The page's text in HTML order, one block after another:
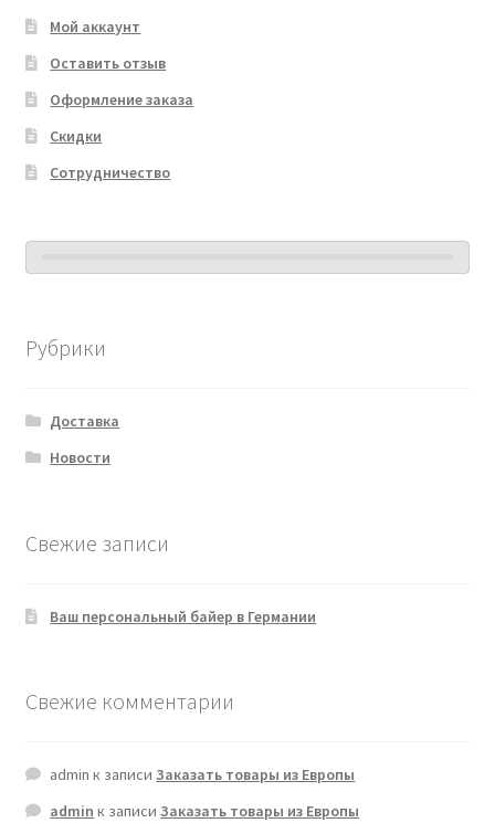
Мой аккаунт
Оставить отзыв
Оформление заказа
Скидки
Сотрудничество
Рубрики
Доставка
Новости
Свежие записи
Ваш персональный байер в Германии
Свежие комментарии
admin к записиЗаказать товары из Европы
admin к записиЗаказать товары из Европы